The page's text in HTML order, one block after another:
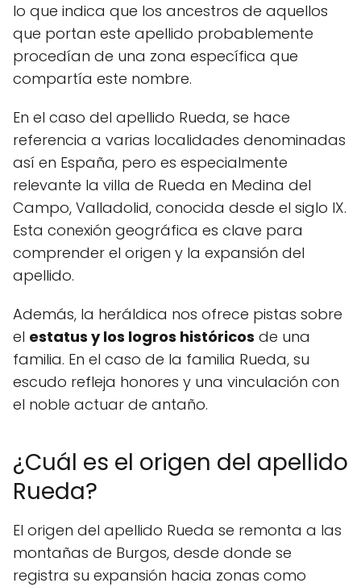
lo que indica que los ancestros de aquellos
que portan este apellido probablemente
procedían de una zona específica que
compartía este nombre.
En el caso del apellido Rueda, se hace
referencia a varias localidades denominadas
así en España, pero es especialmente
relevante la villa de Rueda en Medina del
Campo, Valladolid, conocida desde el siglo IX.
Esta conexión geográfica es clave para
comprender el origen y la expansión del
apellido.
Además, la heráldica nos ofrece pistas sobre
el estatus y los logros históricos de una
familia. En el caso de la familia Rueda, su
escudo refleja honores y una vinculación con
el noble actuar de antaño.
¿Cuál es el origen del apellido
Rueda?
El origen del apellido Rueda se remonta a las
montañas de Burgos, desde donde se
registra su expansión hacia zonas como